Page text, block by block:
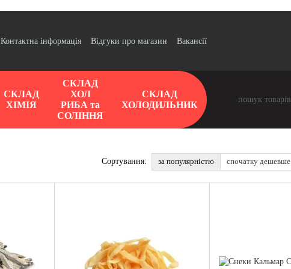
Контактна інформація Відгуки про магазин Вакансії
СКЛАД
ХІМІЯ
СКЛАД
ХОЛ
РИБА та
СОЛІННЯ
СКЛАД
ХОЛОДИЛЬНИК
Сортування: за популярністю спочатку дешевше